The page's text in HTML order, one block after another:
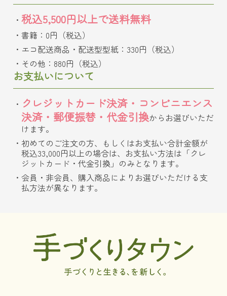
税込5,500円以上で送料無料
書籍：0円（税込）
エコ配送商品・配送型型紙：330円（税込）
その他：880円（税込）
お支払いについて
クレジットカード決済・コンビニエンス
決済・郵便振替・代金引換からお選びいただ
けます。
初めてのご注文の方、もしくはお支払い合計金額が
税込33,000円以上の場合は、お支払い方法は「クレ
ジットカード・代金引換」のみとなります。
会員・非会員、購入商品によりお選びいただける支
払方法が異なります。